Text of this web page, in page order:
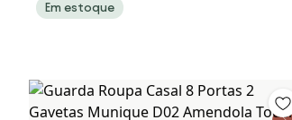
Mpo
Em estoque